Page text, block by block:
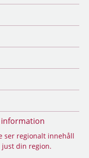
information
ser regionalt innehåll
din region.